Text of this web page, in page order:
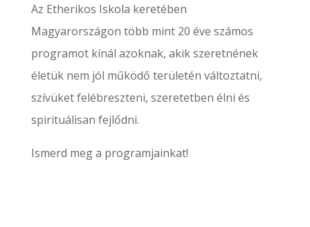
Az Etherikos Iskola keretében
Magyarországon több mint 20 éve számos
programot kínál azoknak, akik szeretnének
életük nem jól működő területén változtatni,
szívüket felébreszteni, szeretetben élni és
spirituálisan fejlődni.
Ismerd meg a programjainkat!